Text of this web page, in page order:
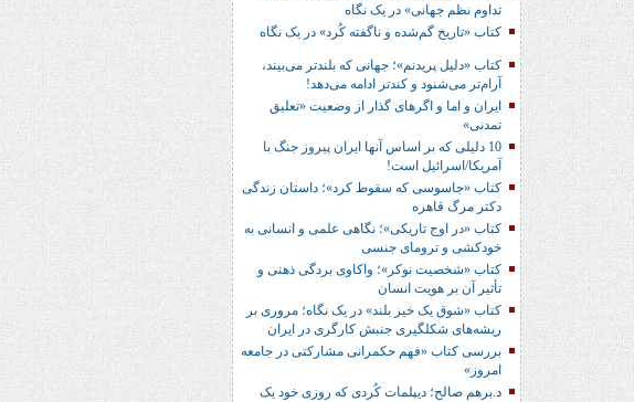
تداوم نظم جهانی» در یک نگاه
کتاب «تاریخ گم‌شده و ناگفته کُرد» در یک نگاه
کتاب «دلیل پریدنم»؛ جهانی که بلندتر می‌بیند،
آرام‌تر می‌شنود و کندتر ادامه می‌دهد!
ایران و اما و اگرهای گذار از وضعیت «تعلیق
تمدنی»
10 دلیلی که بر اساس آنها ایران پیروز جنگ با
آمریکا/اسرائیل است!
کتاب «جاسوسی که سقوط کرد»؛ داستان زندگی
دکتر مرگ قاهره
کتاب «در اوج تاریکی»؛ نگاهی علمی و انسانی به
خودکشی و ترومای جنسی
کتاب «شخصیت نوکر»؛ واکاوی بردگی ذهنی و
تأثیر آن بر هویت انسان
کتاب «شوق یک خیز بلند» در یک نگاه؛ مروری بر
ریشه‌های شکل‎گیری جنبش کارگری در ایران
بررسی کتاب «فهم حکمرانی مشارکتی در جامعه
امروز»
د.برهم صالح؛ دیپلمات کُردی که روزی خود یک